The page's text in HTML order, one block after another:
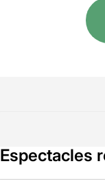
Espectacles